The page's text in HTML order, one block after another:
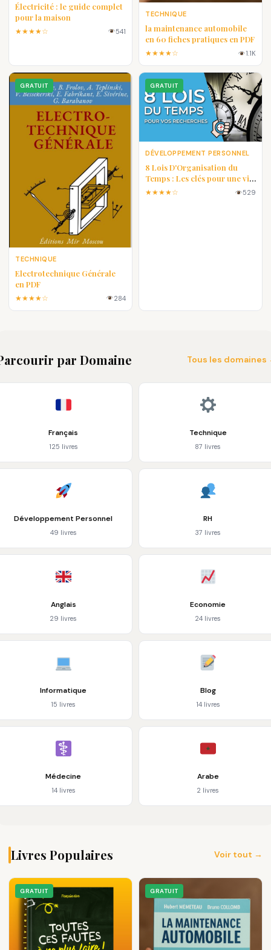
Électricité : le guide complet
pour la maison
★★★★☆ 541
TECHNIQUE
la maintenance automobile
en 60 fiches pratiques en PDF
★★★★☆ 1.1K
GRATUIT
TECHNIQUE
Electrotechnique Générale
en PDF
★★★★☆ 284
GRATUIT
DÉVELOPPEMENT PERSONNEL
8 Lois D'Organisation du
Temps : Les clés pour une vie
plus efficace
★★★★☆ 529
par Domaine Tous les domaines
Français
125 livres
Technique
87 livres
Développement Personnel
49 livres
RH
37 livres
Anglais
29 livres
Economie
24 livres
Informatique
15 livres
Blog
14 livres
Médecine
14 livres
Arabe
2 livres
Livres Populaires Voir tout →
GRATUIT GRATUIT